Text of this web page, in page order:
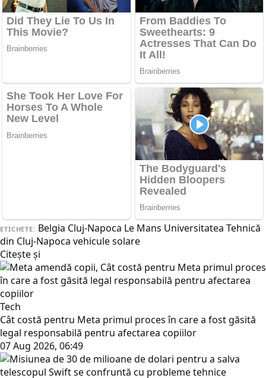
ETICHETE: Belgia Cluj-Napoca Le Mans Universitatea Tehnică
din Cluj-Napoca vehicule solare
Citește și
Tech
Cât costă pentru Meta primul proces în care a fost găsită
legal responsabilă pentru afectarea copiilor
07 Aug 2026, 06:49